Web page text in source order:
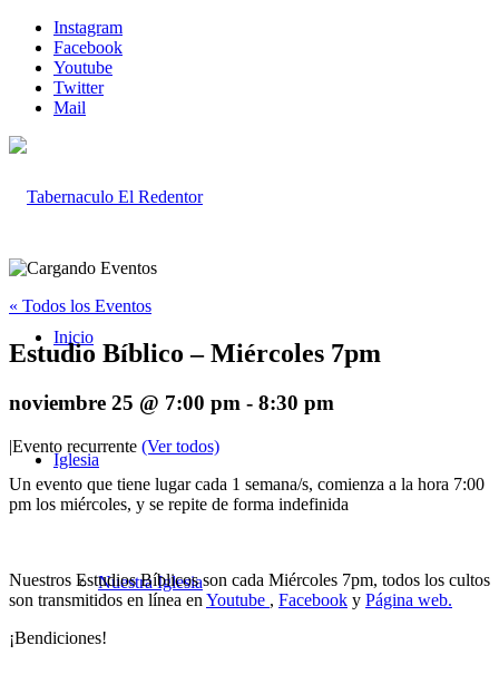
Instagram
Facebook
Youtube
Twitter
Mail
Inicio
Iglesia
Nuestra Iglesia
« Todos los Eventos
Estudio Bíblico – Miércoles 7pm
noviembre 25 @ 7:00 pm - 8:30 pm
|Evento recurrente (Ver todos)
Un evento que tiene lugar cada 1 semana/s, comienza a la hora 7:00
pm los miércoles, y se repite de forma indefinida
Nuestros Estudios Bíblicos son cada Miércoles 7pm, todos los cultos
son transmitidos en línea en Youtube , Facebook y Página web.
¡Bendiciones!